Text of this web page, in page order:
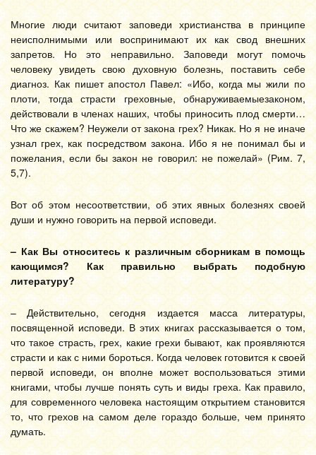
Многие люди считают заповеди христианства в принципе
неисполнимыми или воспринимают их как свод внешних
запретов. Но это неправильно. Заповеди могут помочь
человеку увидеть свою духовную болезнь, поставить себе
диагноз. Как пишет апостол Павел: «Ибо, когда мы жили по
плоти, тогда страсти греховные, обнаруживаемыезаконом,
действовали в членах наших, чтобы приносить плод смерти…
Что же скажем? Неужели от закона грех? Никак. Но я не иначе
узнал грех, как посредством закона. Ибо я не понимал бы и
пожелания, если бы закон не говорил: не пожелай» (Рим. 7,
5,7).
Вот об этом несоответствии, об этих явных болезнях своей
души и нужно говорить на первой исповеди.
– Как Вы относитесь к различным сборникам в помощь
кающимся? Как правильно выбрать подобную
литературу?
– Действительно, сегодня издается масса литературы,
посвященной исповеди. В этих книгах рассказывается о том,
что такое страсть, грех, какие грехи бывают, как проявляются
страсти и как с ними бороться. Когда человек готовится к своей
первой исповеди, он вполне может воспользоваться этими
книгами, чтобы лучше понять суть и виды греха. Как правило,
для современного человека настоящим открытием становится
то, что грехов на самом деле гораздо больше, чем принято
думать.